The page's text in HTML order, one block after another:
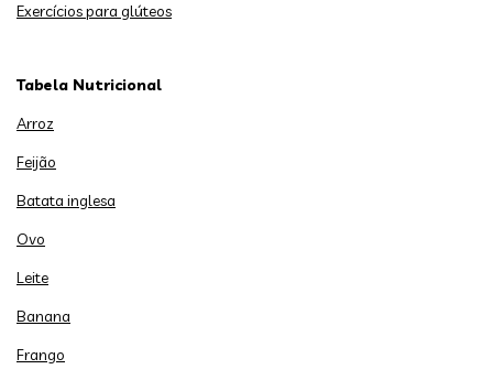
Exercícios para glúteos
Tabela Nutricional
Arroz
Feijão
Batata inglesa
Ovo
Leite
Banana
Frango